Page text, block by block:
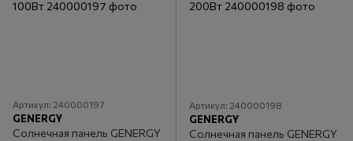
Артикул: 240000197
GENERGY
Солнечная панель GENERGY
Артикул: 240000198
GENERGY
Солнечная панель GENERGY